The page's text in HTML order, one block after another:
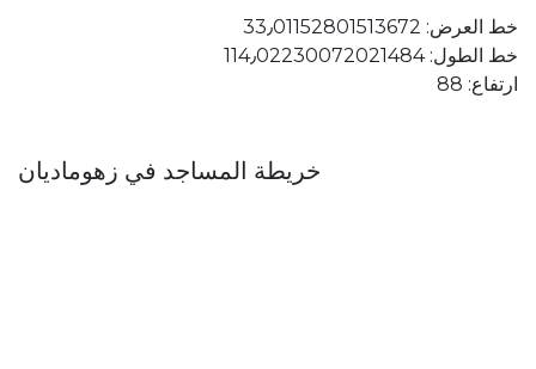
خط العرض: 33٫01152801513672
خط الطول: 114٫02230072021484
ارتفاع: 88
خريطة المساجد في زهوماديان